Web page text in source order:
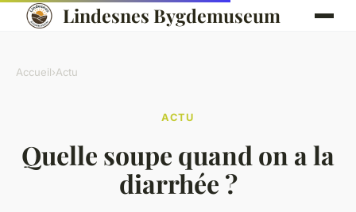
Lindesnes Bygdemuseum
Accueil›Actu
ACTU
Quelle soupe quand on a la
diarrhée ?